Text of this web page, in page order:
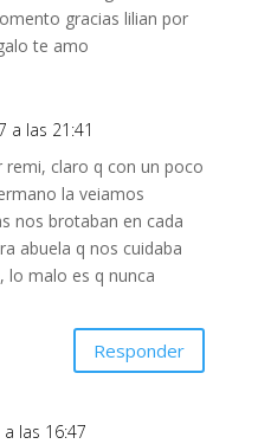
gracias lilian por
te amo
a las 21:41
remi, claro q con un poco
la veiamos
nos brotaban en cada
abuela q nos cuidaba
lo malo es q nunca
Responder
las 16:47